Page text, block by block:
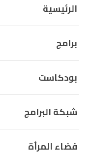
الرئيسية
برامج
بودكاست
شبكة البرامج
فضاء المرأة